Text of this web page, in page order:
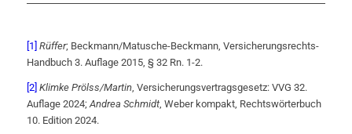
[1] Rüffer; Beckmann/Matusche-Beckmann, Versicherungsrechts-
Handbuch 3. Auflage 2015, § 32 Rn. 1-2.
[2] Klimke Prölss/Martin, Versicherungsvertragsgesetz: VVG 32.
Auflage 2024; Andrea Schmidt, Weber kompakt, Rechtswörterbuch
10. Edition 2024.